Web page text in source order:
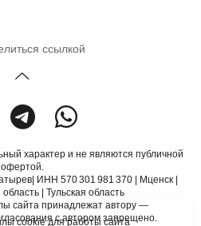
ссылкой
характер и не являются публичной
офертой.
ИНН 570 301 981 370 | Мценск |
| Тульская область
сайта принадлежат автору —
с автором запрещено.
cookie для работы сайта